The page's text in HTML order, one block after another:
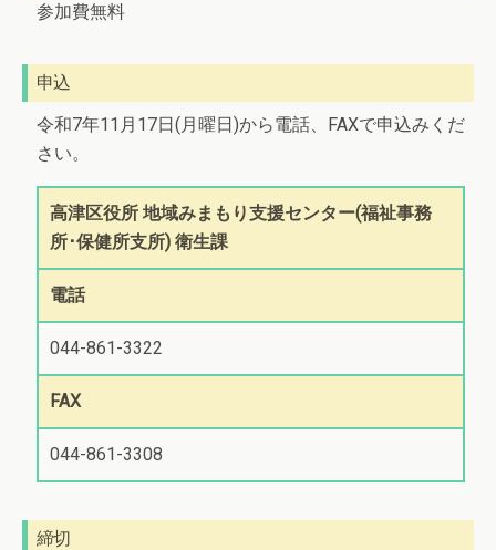
参加費無料
申込
令和7年11月17日(月曜日)から電話、FAXで申込みくだ
さい。
高津区役所 地域みまもり支援センター(福祉事務
所･保健所支所) 衛生課
電話
044-861-3322
FAX
044-861-3308
締切